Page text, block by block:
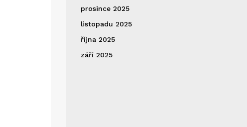
prosince 2025
listopadu 2025
října 2025
září 2025